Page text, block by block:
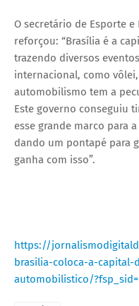
O secretário de Esporte e
reforçou: “Brasília é a
trazendo diversos
internacional, como
automobilismo tem a
Este governo conseguiu
esse grande marco para
dando um pontapé para
ganha com isso”.
https://
brasilia-coloca-a-
automobilistico/